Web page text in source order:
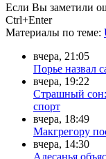
Если Вы заметили
Ctrl+Enter
Материалы по теме:
вчера, 21:05
Порье назвал
вчера, 19:22
Страшный
спорт
вчера, 18:49
Макгрегору
вчера, 14:30
Адесанья